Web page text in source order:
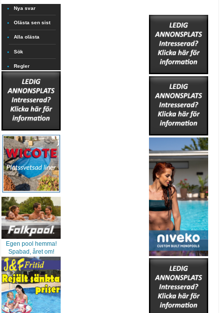
Nya svar
Olästa sen sist
Alla olästa
Sök
Regler
Egen pool hemma!
Spabad, året om!